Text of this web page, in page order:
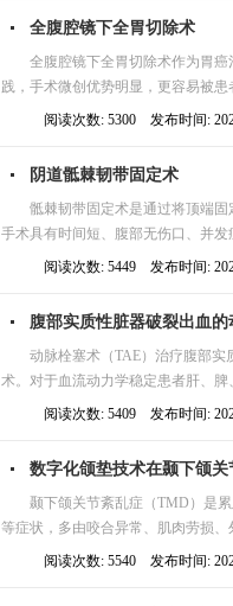
全腹腔镜下全胃切除术
全腹腔镜下全胃切除术作为胃
践，手术微创优势明显，更容易被
阅读次数: 5300 发布时间:
阴道骶棘韧带固定术
骶棘韧带固定术是通过将顶端
手术具有时间短、腹部无伤口、并
阅读次数: 5449 发布时间:
腹部实质性脏器破裂出血
动脉栓塞术（TAE）治疗腹部
术。对于血流动力学稳定患者肝、
阅读次数: 5409 发布时间:
数字化颌垫技术在颞下颌
颞下颌关节紊乱症（TMD）是
等症状，多由咬合异常、肌肉劳损
阅读次数: 5540 发布时间: